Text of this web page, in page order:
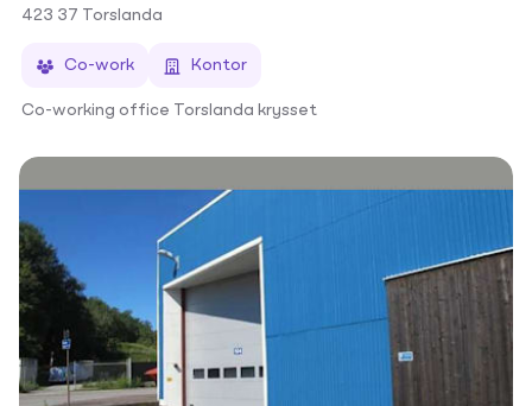
423 37 Torslanda
Co-work Kontor
Co-working office Torslanda krysset